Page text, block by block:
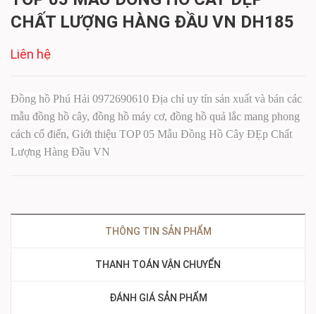
CHẤT LƯỢNG HÀNG ĐẦU VN DH185
Liên hệ
Đồng hồ Phú Hải 0972690610 Địa chỉ uy tín sản xuất và bán các
mẫu đồng hồ cây, đồng hồ máy cơ, đồng hồ quả lắc mang phong
cách cổ điển, Giới thiệu TOP 05 Mẫu Đồng Hồ Cây ĐẸp Chất
Lượng Hàng Đầu VN
THÔNG TIN SẢN PHẨM
THANH TOÁN VẬN CHUYỂN
ĐÁNH GIÁ SẢN PHẨM